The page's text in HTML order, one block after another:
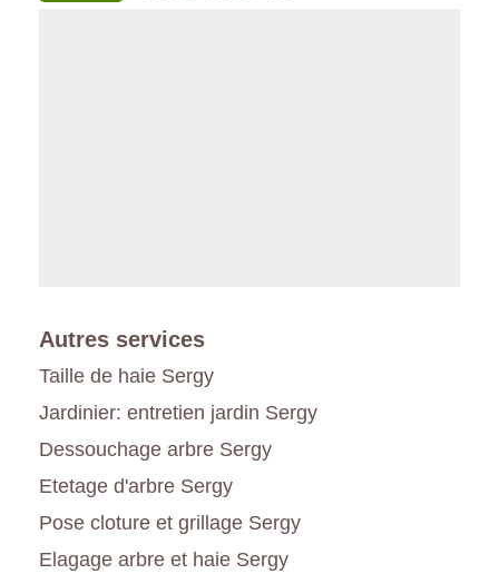
Autres services
Taille de haie Sergy
Jardinier: entretien jardin Sergy
Dessouchage arbre Sergy
Etetage d'arbre Sergy
Pose cloture et grillage Sergy
Elagage arbre et haie Sergy